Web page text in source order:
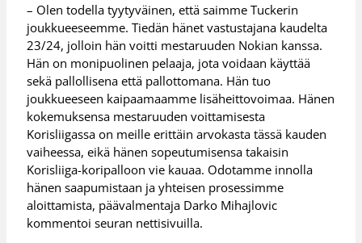
– Olen todella tyytyväinen, että saimme Tuckerin
joukkueeseemme. Tiedän hänet vastustajana kaudelta
23/24, jolloin hän voitti mestaruuden Nokian kanssa.
Hän on monipuolinen pelaaja, jota voidaan käyttää
sekä pallollisena että pallottomana. Hän tuo
joukkueeseen kaipaamaamme lisäheittovoimaa. Hänen
kokemuksensa mestaruuden voittamisesta
Korisliigassa on meille erittäin arvokasta tässä kauden
vaiheessa, eikä hänen sopeutumisensa takaisin
Korisliiga-koripalloon vie kauaa. Odotamme innolla
hänen saapumistaan ja yhteisen prosessimme
aloittamista, päävalmentaja Darko Mihajlovic
kommentoi seuran nettisivuilla.